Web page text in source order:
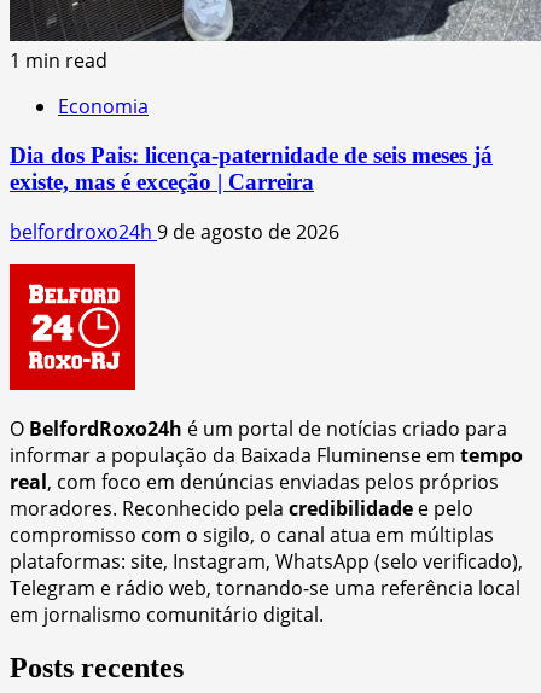
1 min read
Economia
Dia dos Pais: licença-paternidade de seis meses já
existe, mas é exceção | Carreira
belfordroxo24h 9 de agosto de 2026
O BelfordRoxo24h é um portal de notícias criado para
informar a população da Baixada Fluminense em tempo
real, com foco em denúncias enviadas pelos próprios
moradores. Reconhecido pela credibilidade e pelo
compromisso com o sigilo, o canal atua em múltiplas
plataformas: site, Instagram, WhatsApp (selo verificado),
Telegram e rádio web, tornando-se uma referência local
em jornalismo comunitário digital.
Posts recentes